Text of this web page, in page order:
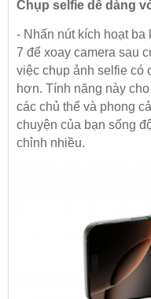
Chụp selfie dễ dàng
- Nhấn nút kích hoạt ba
7 để xoay camera sau
việc chụp ảnh selfie có
hơn. Tính năng này
các chủ thể và phong
chuyện của bạn sống
chỉnh nhiều.